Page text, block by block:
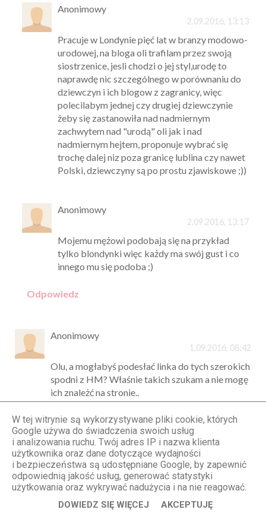
Anonimowy
2.09.2016, 13:13
Pracuje w Londynie pięć lat w branzy modowo-
urodowej, na bloga oli trafilam przez swoją
siostrzenice, jesli chodzi o jej styl,urodę to
naprawdę nic szczególnego w porównaniu do
dziewczyn i ich blogow z zagranicy, więc
polecilabym jednej czy drugiej dziewczynie
żeby się zastanowiła nad nadmiernym
zachwytem nad "urodą" oli jak i nad
nadmiernym hejtem, proponuje wybrać się
trochę dalej niz poza granicę lublina czy nawet
Polski, dziewczyny są po prostu zjawiskowe ;))
Anonimowy
2.09.2016, 13:17
Mojemu mężowi podobają się na przykład
tylko blondynki więc każdy ma swój gust i co
innego mu się podoba ;)
Odpowiedz
Anonimowy
1.09.2016, 08:42
Olu, a mogłabyś podesłać linka do tych szerokich
spodni z HM? Właśnie takich szukam a nie mogę
ich znależć na stronie..
Dziękuję :)
Odpowiedz
Odpowiedzi
STYLOLY Aleksandra Marzęda
2.09.2016, 10:37
Ja te spodnie kupiłam w czerwcu, więc już
W tej witrynie są wykorzystywane pliki cookie, których
Google używa do świadczenia swoich usług
i analizowania ruchu. Twój adres IP i nazwa klienta
użytkownika oraz dane dotyczące wydajności
i bezpieczeństwa są udostępniane Google, by zapewnić
odpowiednią jakość usług, generować statystyki
użytkowania oraz wykrywać nadużycia i na nie reagować.
DOWIEDZ SIĘ WIĘCEJ AKCEPTUJĘ